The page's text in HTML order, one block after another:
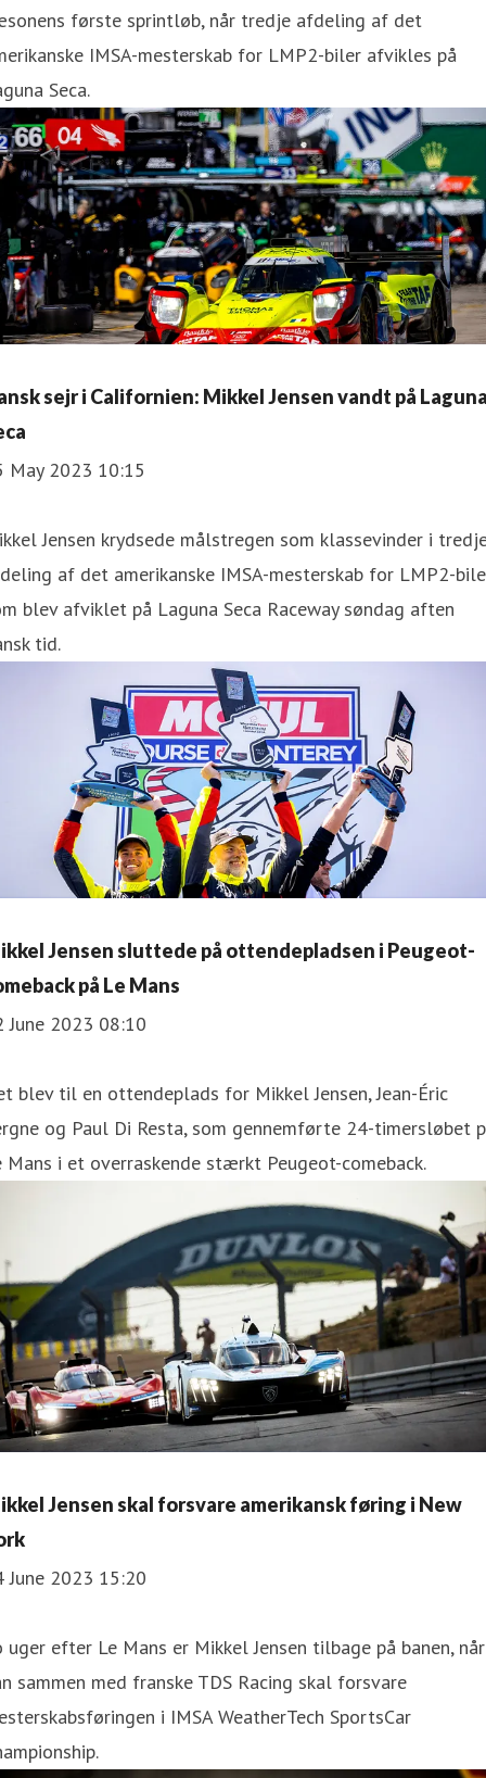
første sprintløb, når tredje afdeling af det
IMSA-mesterskab for LMP2-biler afvikles på
Seca.
sejr i Californien: Mikkel Jensen vandt på
May 2023 10:15
Jensen krydsede målstregen som klassevinder i
af det amerikanske IMSA-mesterskab for LMP2-
blev afviklet på Laguna Seca Raceway søndag aften
tid.
Jensen sluttede på ottendepladsen i Peugeot-
på Le Mans
June 2023 08:10
blev til en ottendeplads for Mikkel Jensen, Jean-Éric
og Paul Di Resta, som gennemførte 24-timersløbet
Mans i et overraskende stærkt Peugeot-comeback.
Jensen skal forsvare amerikansk føring i New
June 2023 15:20
uger efter Le Mans er Mikkel Jensen tilbage på banen, når
sammen med franske TDS Racing skal forsvare
i IMSA WeatherTech SportsCar